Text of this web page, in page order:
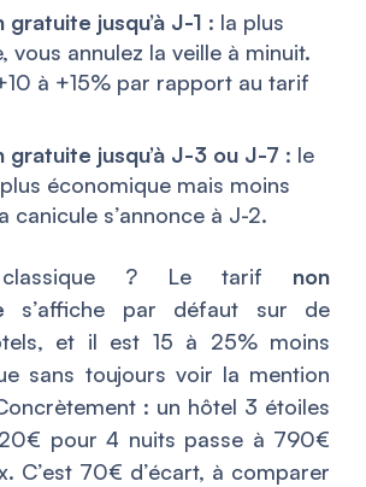
gratuite jusqu’à J-1 : la plus
vous annulez la veille à minuit.
à +15% par rapport au tarif
gratuite jusqu’à J-3 ou J-7 : le
économique mais moins
canicule s’annonce à J-2.
? Le tarif non
s’affiche par défaut sur de
et il est 15 à 25% moins
sans toujours voir la mention
: un hôtel 3 étoiles
pour 4 nuits passe à 790€
C’est 70€ d’écart, à comparer